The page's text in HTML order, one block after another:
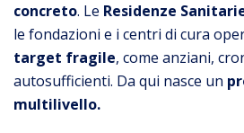
concreto. Le Residenze
le fondazioni e i centri di cura
target fragile, come anziani,
autosufficienti. Da qui nasce un
multilivello.